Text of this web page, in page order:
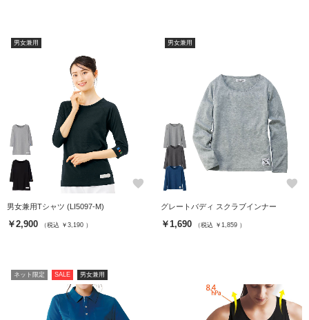
男女兼用
favorite
男女兼用Tシャツ (LI5097-M)
￥2,900 （税込 ￥3,190 ）
男女兼用
favorite
グレートバディ スクラブインナー
￥1,690 （税込 ￥1,859 ）
ネット限定 SALE 男女兼用